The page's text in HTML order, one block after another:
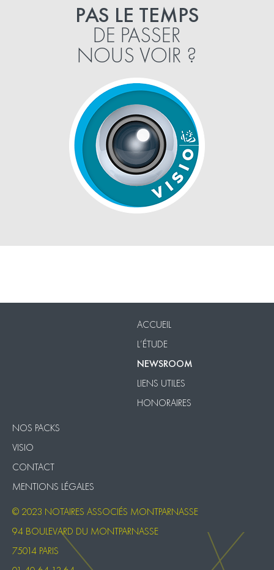
PAS LE TEMPS
DE PASSER
NOUS VOIR ?
ACCUEIL
L’ÉTUDE
NEWSROOM
LIENS UTILES
HONORAIRES
NOS PACKS
VISIO
CONTACT
MENTIONS LÉGALES
© 2023 NOTAIRES ASSOCIÉS MONTPARNASSE
94 BOULEVARD DU MONTPARNASSE
75014 PARIS